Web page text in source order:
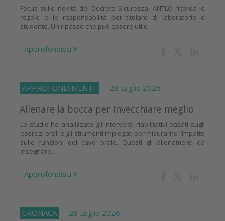
Focus sulle novità del Decreto Sicurezza. ANTLO ricorda le
regole e le responsabilità per titolare di laboratorio e
studente. Un ripasso che può essere utile
Approfondisci
APPROFONDIMENTI 28 Luglio 2026
Allenare la bocca per invecchiare meglio
Lo studio ha analizzato gli interventi riabilitativi basati sugli
esercizi orali e gli strumenti impiegati per misurarne l’impatto
sulle funzioni del cavo orale. Questi gli allenamenti da
insegnare...
Approfondisci
CRONACA 28 Luglio 2026